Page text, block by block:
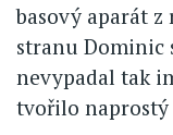
basový aparát
stranu Dominic
nevypadal tak
tvořilo naprostý